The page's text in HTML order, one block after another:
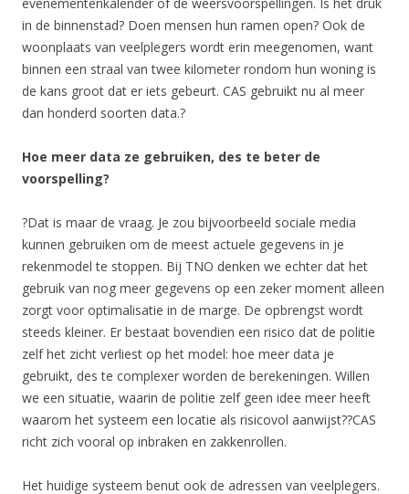
in de binnenstad? Doen mensen hun ramen open? Ook de
woonplaats van veelplegers wordt erin meegenomen, want
binnen een straal van twee kilometer rondom hun woning is
de kans groot dat er iets gebeurt. CAS gebruikt nu al meer
dan honderd soorten data.?
Hoe meer data ze gebruiken, des te beter de
voorspelling?
?Dat is maar de vraag. Je zou bijvoorbeeld sociale media
kunnen gebruiken om de meest actuele gegevens in je
rekenmodel te stoppen. Bij TNO denken we echter dat het
gebruik van nog meer gegevens op een zeker moment alleen
zorgt voor optimalisatie in de marge. De opbrengst wordt
steeds kleiner. Er bestaat bovendien een risico dat de politie
zelf het zicht verliest op het model: hoe meer data je
gebruikt, des te complexer worden de berekeningen. Willen
we een situatie, waarin de politie zelf geen idee meer heeft
waarom het systeem een locatie als risicovol aanwijst??CAS
richt zich vooral op inbraken en zakkenrollen.
Het huidige systeem benut ook de adressen van veelplegers.